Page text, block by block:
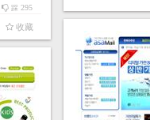
踩 295
收藏